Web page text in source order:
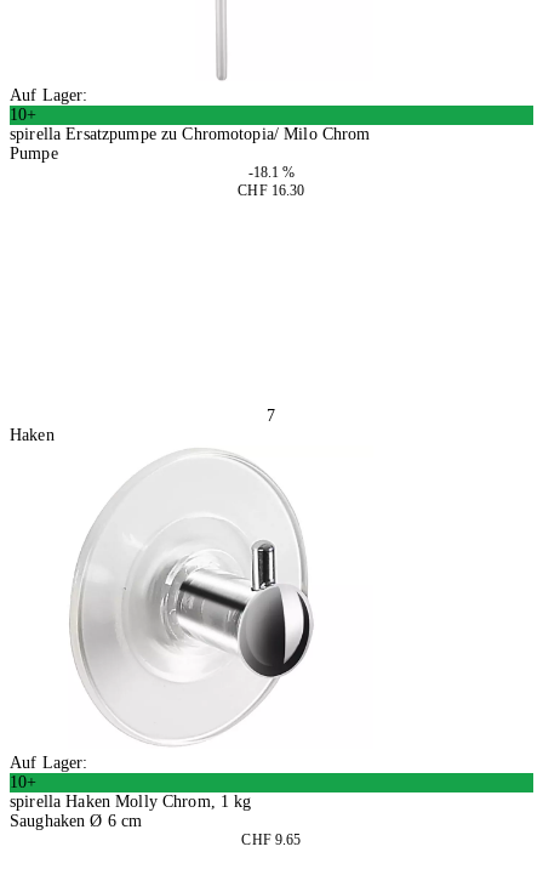
Auf Lager:
10+
spirella Ersatzpumpe zu Chromotopia/ Milo Chrom
Pumpe
-18.1 %
CHF 16.30
7
Haken
Auf Lager:
10+
spirella Haken Molly Chrom, 1 kg
Saughaken Ø 6 cm
CHF 9.65